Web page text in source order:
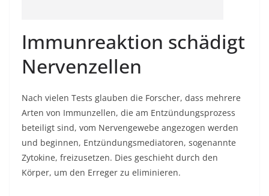
Immunreaktion schädigt
Nervenzellen
Nach vielen Tests glauben die Forscher, dass mehrere
Arten von Immunzellen, die am Entzündungsprozess
beteiligt sind, vom Nervengewebe angezogen werden
und beginnen, Entzündungsmediatoren, sogenannte
Zytokine, freizusetzen. Dies geschieht durch den
Körper, um den Erreger zu eliminieren.